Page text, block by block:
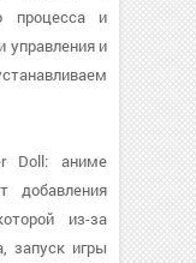
процесса и
управления и
Doll: аниме
добавления
из-за
запуск игры